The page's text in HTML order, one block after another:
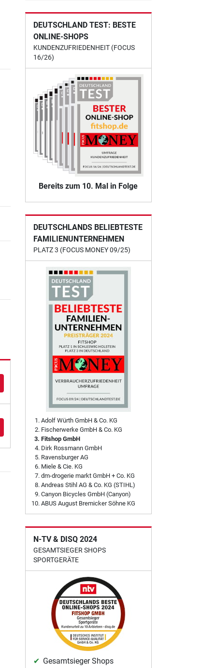
DEUTSCHLAND TEST: BESTE
ONLINE-SHOPS
KUNDENZUFRIEDENHEIT (FOCUS
16/26)
Bereits zum 10. Mal in Folge
DEUTSCHLANDS BELIEBTESTE
FAMILIENUNTERNEHMEN
PLATZ 3 (FOCUS MONEY 09/25)
Adolf Würth GmbH & Co. KG
Fischerwerke GmbH & Co. KG
Fitshop GmbH
Dirk Rossmann GmbH
Ravensburger AG
Miele & Cie. KG
dm-drogerie markt GmbH + Co. KG
Andreas Stihl AG & Co. KG (STIHL)
Canyon Bicycles GmbH (Canyon)
ABUS August Bremicker Söhne KG
N-TV & DISQ 2024
GESAMTSIEGER SHOPS
SPORTGERÄTE
Gesamtsieger Shops